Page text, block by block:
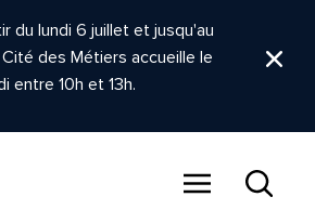
du lundi 6 juillet et jusqu'au
des Métiers accueille le
entre 10h et 13h.